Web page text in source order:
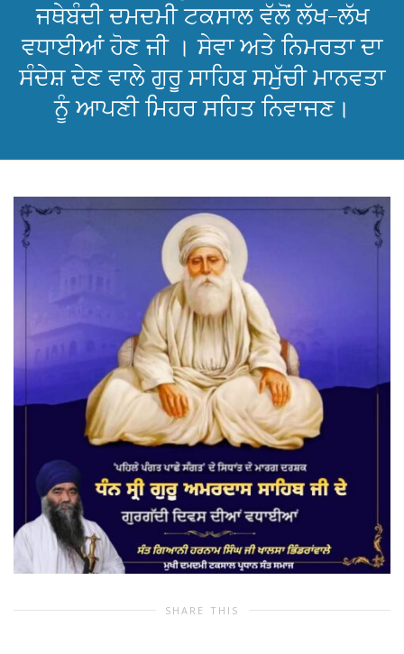
ਜਥੇਬੰਦੀ ਦਮਦਮੀ ਟਕਸਾਲ ਵੱਲੋਂ ਲੱਖ-ਲੱਖ
ਵਧਾਈਆਂ ਹੋਣ ਜੀ । ਸੇਵਾ ਅਤੇ ਨਿਮਰਤਾ ਦਾ
ਸੰਦੇਸ਼ ਦੇਣ ਵਾਲੇ ਗੁਰੂ ਸਾਹਿਬ ਸਮੁੱਚੀ ਮਾਨਵਤਾ
ਨੂੰ ਆਪਣੀ ਮਿਹਰ ਸਹਿਤ ਨਿਵਾਜਣ।
SHARE THIS